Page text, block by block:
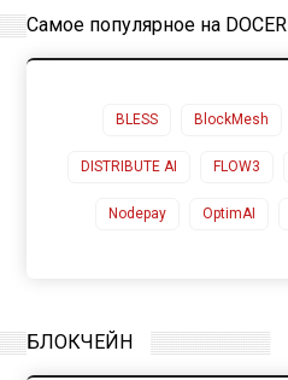
Самое популярное на DOCER
BLESS BlockMesh
DISTRIBUTE AI FLOW3
Nodepay OptimAI
БЛОКЧЕЙН